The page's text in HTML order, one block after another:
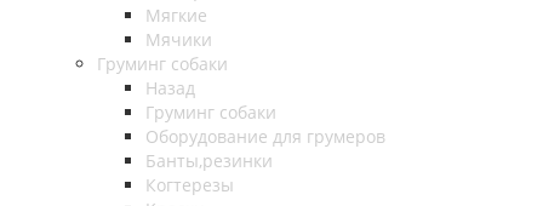
Мягкие
Мячики
Груминг собаки
Назад
Груминг собаки
Оборудование для грумеров
Банты,резинки
Когтерезы